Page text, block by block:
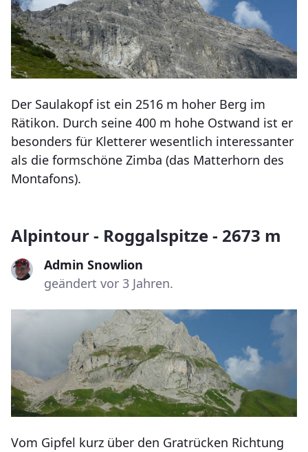
Der Saulakopf ist ein 2516 m hoher Berg im
Rätikon. Durch seine 400 m hohe Ostwand ist er
besonders für Kletterer wesentlich interessanter
als die formschöne Zimba (das Matterhorn des
Montafons).
Alpintour - Roggalspitze - 2673 m
Admin Snowlion
geändert vor 3 Jahren.
Vom Gipfel kurz über den Gratrücken Richtung